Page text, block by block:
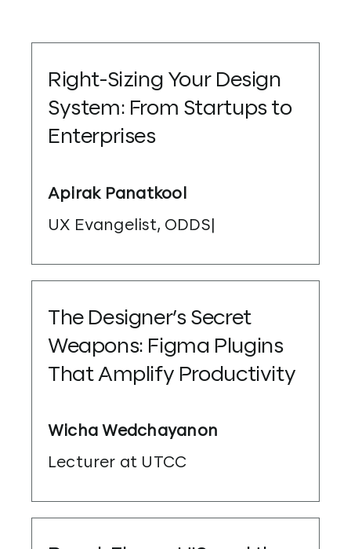
Right-Sizing Your Design
System: From Startups to
Enterprises
Apirak Panatkool
UX Evangelist, ODDS|
The Designer’s Secret
Weapons: Figma Plugins
That Amplify Productivity
Wicha Wedchayanon
Lecturer at UTCC